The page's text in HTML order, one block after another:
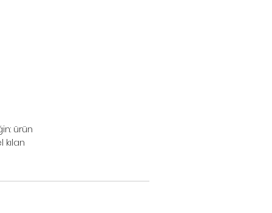
ürün